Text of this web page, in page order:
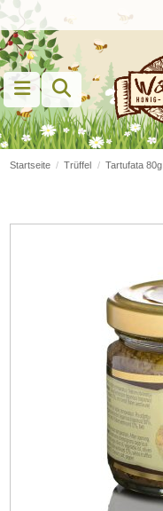
Startseite Trüffel Tartufata 80g